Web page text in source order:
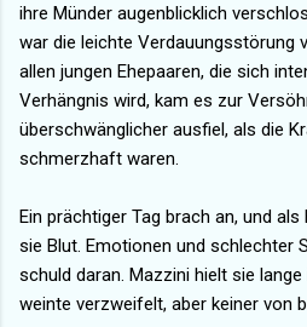
ihre Münder augenblicklich
war die leichte Verdauungsstörung
allen jungen Ehepaaren, die sich
Verhängnis wird, kam es zur
überschwänglicher ausfiel, als die
schmerzhaft waren.
Ein prächtiger Tag brach an, und
sie Blut. Emotionen und schlechter
schuld daran. Mazzini hielt sie
weinte verzweifelt, aber keiner von